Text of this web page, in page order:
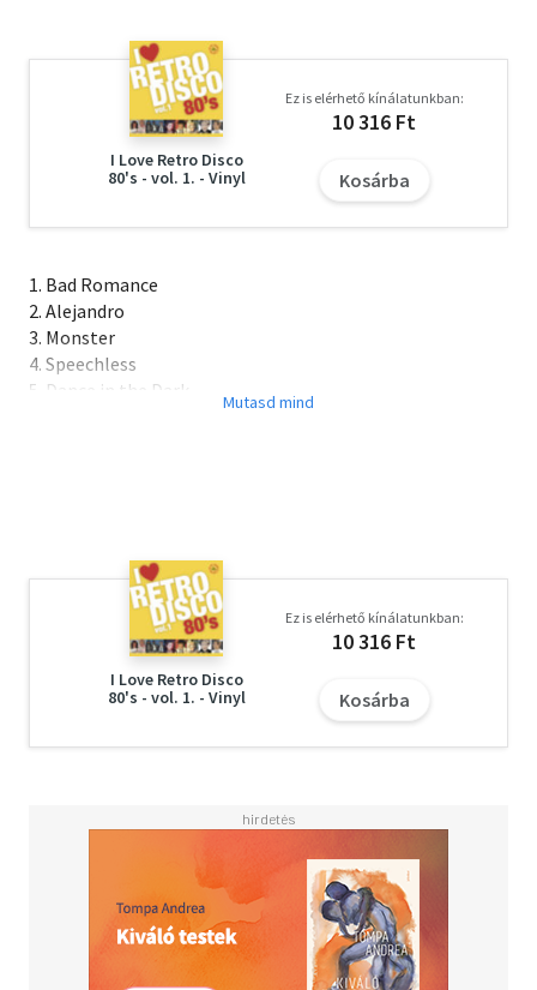
I Love Retro Disco
80's - vol. 1. - Vinyl
Ez is elérhető kínálatunkban:
10 316 Ft
Kosárba
1. Bad Romance
2. Alejandro
3. Monster
4. Speechless
5. Dance in the Dark
I Love Retro Disco
80's - vol. 1. - Vinyl
Ez is elérhető kínálatunkban:
10 316 Ft
Kosárba